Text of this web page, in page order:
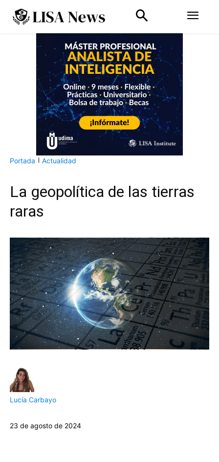
Portada Actualidad
La geopolítica de las tierras
raras
Lucía Carbayo
23 de agosto de 2024